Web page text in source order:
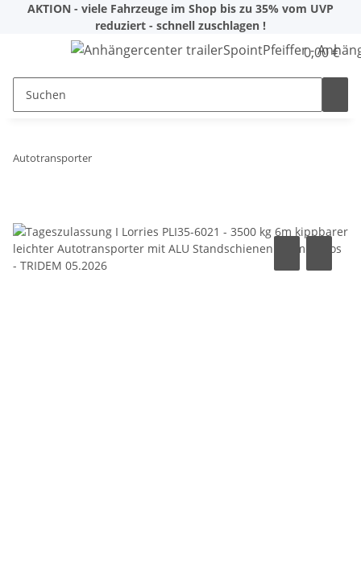
AKTION - viele Fahrzeuge im Shop bis zu 35% vom UVP
reduziert - schnell zuschlagen !
0,00 €
Autotransporter